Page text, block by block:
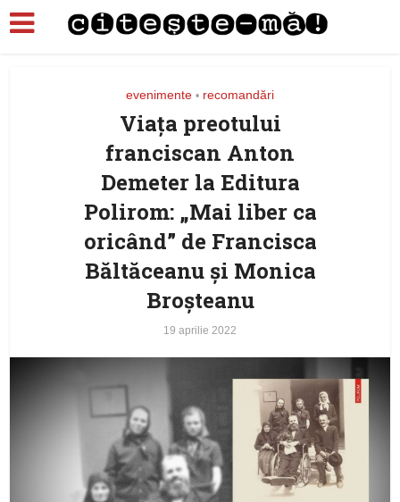
evenimente • recomandări
Viața preotului
franciscan Anton
Demeter la Editura
Polirom: „Mai liber ca
oricând” de Francisca
Băltăceanu și Monica
Broșteanu
19 aprilie 2022